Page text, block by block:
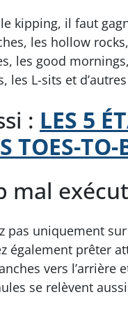
kipping, il faut
les hollow
les good
les L-sits et
: LES 5
TOES-
mal
pas uniquement
également prêter
vers l’arrière
se relèvent